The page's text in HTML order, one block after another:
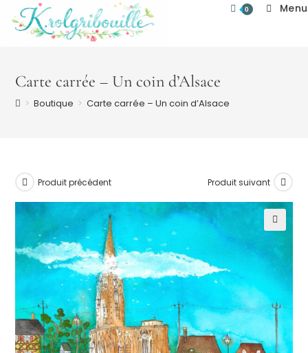
0 Menu
Carte carrée – Un coin d’Alsace
> Boutique > Carte carrée – Un coin d’Alsace
Produit précédent Produit suivant